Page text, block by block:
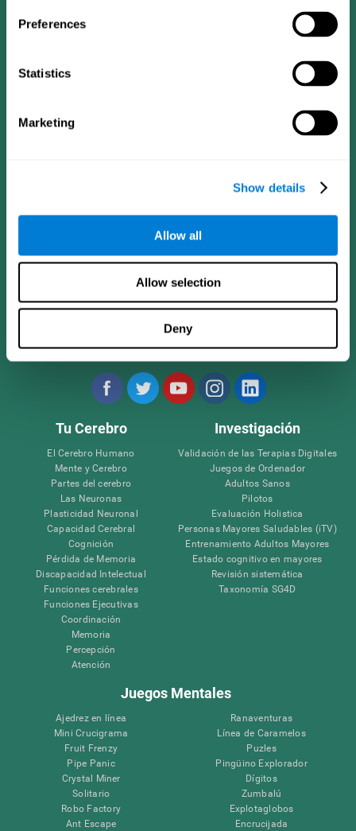
Preferences
Statistics
Marketing
Show details
Allow all
Allow selection
Deny
Síguenos en
Tu Cerebro
El Cerebro Humano
Mente y Cerebro
Partes del cerebro
Las Neuronas
Plasticidad Neuronal
Capacidad Cerebral
Cognición
Pérdida de Memoria
Discapacidad Intelectual
Funciones cerebrales
Funciones Ejecutivas
Coordinación
Memoria
Percepción
Atención
Investigación
Validación de las Terapias Digitales
Juegos de Ordenador
Adultos Sanos
Pilotos
Evaluación Holistica
Personas Mayores Saludables (iTV)
Entrenamiento Adultos Mayores
Estado cognitivo en mayores
Revisión sistemática
Taxonomía SG4D
Juegos Mentales
Ajedrez en línea
Mini Crucigrama
Fruit Frenzy
Pipe Panic
Crystal Miner
Solitario
Robo Factory
Ant Escape
Ranaventuras
Línea de Caramelos
Puzles
Pingüino Explorador
Dígitos
Zumbalú
Explotaglobos
Encrucijada